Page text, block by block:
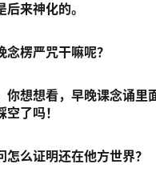
来神化的。
楞严咒干嘛呢？
你想想看，早晚课念诵里
了吗！
么证明还在他方世界？